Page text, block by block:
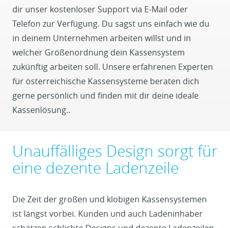
dir unser kostenloser Support via E-Mail oder
Telefon zur Verfügung. Du sagst uns einfach wie du
in deinem Unternehmen arbeiten willst und in
welcher Größenordnung dein Kassensystem
zukünftig arbeiten soll. Unsere erfahrenen Experten
für österreichische Kassensysteme beraten dich
gerne persönlich und finden mit dir deine ideale
Kassenlösung..
Unauffälliges Design sorgt für
eine dezente Ladenzeile
Die Zeit der großen und klobigen Kassensystemen
ist längst vorbei. Kunden und auch Ladeninhaber